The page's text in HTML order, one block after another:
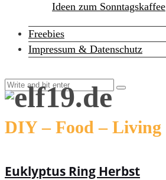
Ideen zum Sonntagskaffee
Freebies
Impressum & Datenschutz
DIY – Food – Living
Euklyptus Ring Herbst